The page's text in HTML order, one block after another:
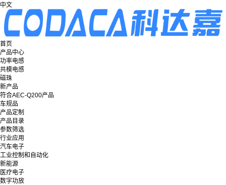
中文
首页
产品中心
功率电感
共模电感
磁珠
新产品
符合AEC-Q200产品
车规品
产品定制
产品目录
参数筛选
行业应用
汽车电子
工业控制和自动化
新能源
医疗电子
数字功放